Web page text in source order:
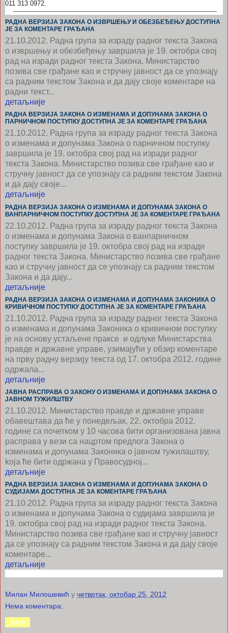
011 313 0972.
----------------------------------------------------------------------------------------------------
РАДНА ВЕРЗИЈА ЗАКОНА О ИЗВРШЕЊУ И ОБЕЗБЕЂЕЊУ ДОСТУПНА
JE ЗА КОМЕНТАРЕ ГРАЂАНА
21.10.2012. Радна група за израду радног текста Закона
о извршењу и обезбеђењу завршила је 19. октобра свој
рад на изради радног текста Закона. Министарство
позива све грађане као и стручну јавност да се упознају
са радним текстом Закона и да дају своје коментаре на
радни текст...
детаљније
РАДНА ВЕРЗИЈА ЗАКОНА О ИЗМЕНАМА И ДОПУНАМА ЗАКОНА О
ПАРНИЧНОМ ПОСТУПКУ ДОСТУПНА JE ЗА КОМЕНТАРЕ ГРАЂАНА
21.10.2012. Радна група за израду радног текста Закона
о изменама и допунама Закона о парничном поступку
завршила је 19. октобра свој рад на изради радног
текста Закона. Министарство позива све грађане као и
стручну јавност да се упознају са радним текстом Закона
и да дају своје...
детаљније
РАДНА ВЕРЗИЈА ЗАКОНА О ИЗМЕНАМА И ДОПУНАМА ЗАКОНА О
ВАНПАРНИЧНОМ ПОСТУПКУ ДОСТУПНА JE ЗА КОМЕНТАРЕ ГРАЂАНА
22.10.2012. Радна група за израду радног текста Закона
о изменама и допунама Закона о ванпарничном
поступку завршила је 19. октобра свој рад на изради
радног текста Закона. Министарство позива све грађане
као и стручну јавност да се упознају са радним текстом
Закона и да дају...
детаљније
РАДНА ВЕРЗИЈА ЗАКОНА О ИЗМЕНАМА И ДОПУНАМА ЗАКОНИКА О
КРИВИЧНОМ ПОСТУПКУ ДОСТУПНА JE ЗА КОМЕНТАРЕ ГРАЂАНА
21.10.2012. Радна група за израду радног текста Закона
о изменама и допунама Законика о кривичном поступку
је на основу устаљене праксе и одлуке Министарства
правде и државне управе, узимајући у обзир коментаре
на прву радну верзију текста од 17. октобра 2012. године
одржала...
детаљније
ЈАВНА РАСПРАВА О ЗАКОНУ О ИЗМЕНАМА И ДОПУНАМА ЗАКОНА О
ЈАВНОМ ТУЖИЛШТВУ
21.10.2012. Министарство правде и државне управе
обавештава да ће у понедељак, 22. октобра 2012.
године са почетком у 10 часова бити организована јавна
расправа у вези са нацртом предлога Закона о
изменама и допунама Законика о јавном тужилаштву,
koja ће бити одржана у Правосудној...
детаљније
РАДНА ВЕРЗИЈА ЗАКОНА О ИЗМЕНАМА И ДОПУНАМА ЗАКОНА О
СУДИЈАМА ДОСТУПНА JE ЗА КОМЕНТАРЕ ГРАЂАНА
21.10.2012. Радна група за израду радног текста Закона
о изменама и допунама Закона о судијама завршила је
19. октобра свој рад на изради радног текста Закона.
Министарство позива све грађане као и стручну јавност
да се упознају са радним текстом Закона и да дају своје
коментаре...
детаљније
Милан Милошевић у четвртак, октобар 25, 2012
Нема коментара:
Дели